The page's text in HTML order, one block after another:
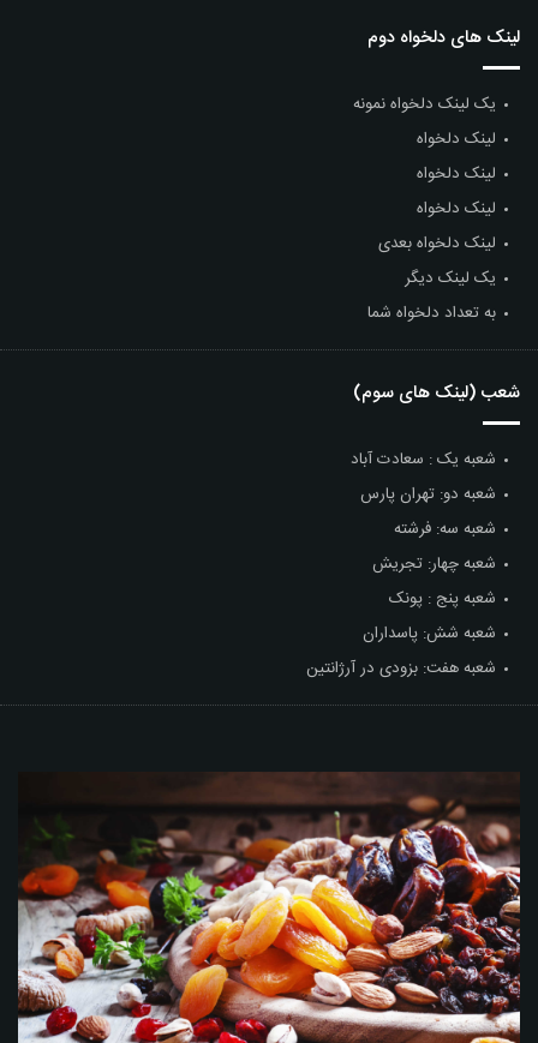
لینک های دلخواه دوم
یک لینک دلخواه نمونه
لینک دلخواه
لینک دلخواه
لینک دلخواه
لینک دلخواه بعدی
یک لینک دیگر
به تعداد دلخواه شما
شعب (لینک های سوم)
شعبه یک : سعادت آباد
شعبه دو: تهران پارس
شعبه سه: فرشته
شعبه چهار: تجریش
شعبه پنج : پونک
شعبه شش: پاسداران
شعبه هفت: بزودی در آرژانتین